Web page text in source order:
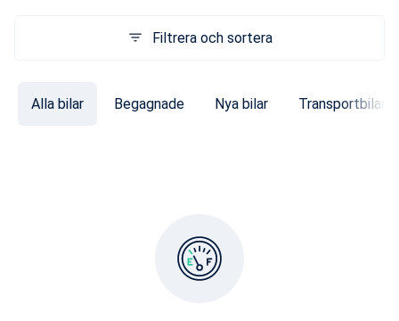
Filtrera och sortera
Alla bilar Begagnade Nya bilar Transportbilar